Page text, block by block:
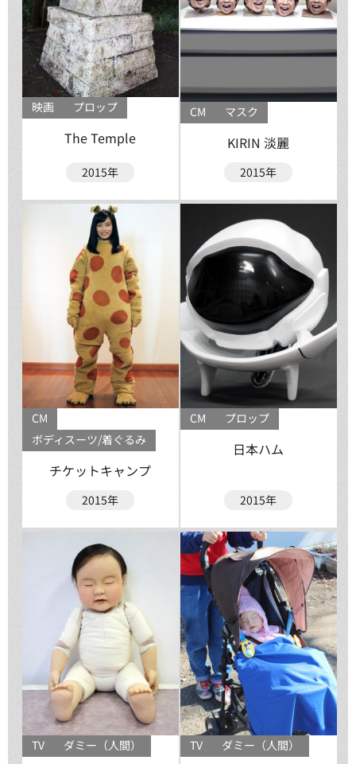
映画 プロップ
The Temple
2015年
CM マスク
KIRIN 淡麗
2015年
CM
ボディスーツ/着ぐるみ
チケットキャンプ
2015年
CM プロップ
日本ハム
2015年
TV ダミー（人間） TV ダミー（人間）